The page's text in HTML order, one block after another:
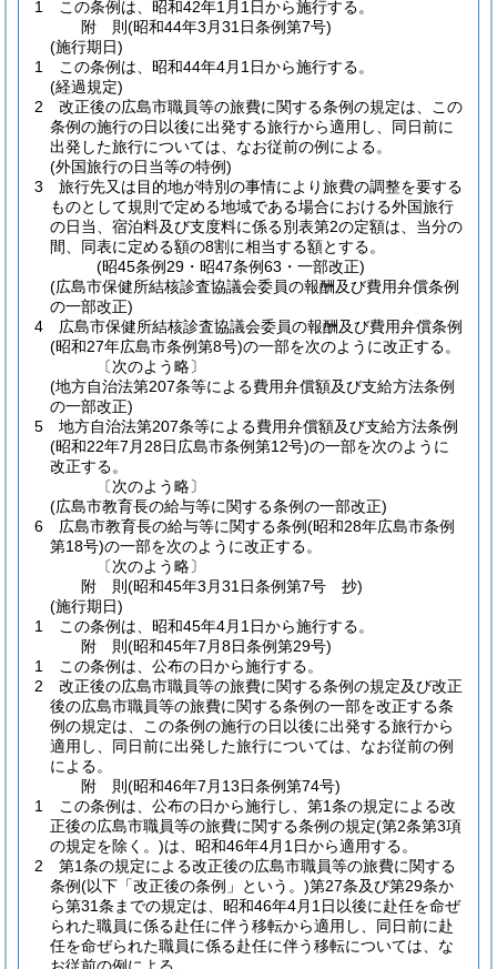
1
この条例は、昭和42年1月1日から施行する。
附 則(昭和44年3月31日条例第7号)
(施行期日)
1
この条例は、昭和44年4月1日から施行する。
(経過規定)
2
改正後の広島市職員等の旅費に関する条例の規定は、この
条例の施行の日以後に出発する旅行から適用し、同日前に
出発した旅行については、なお従前の例による。
(外国旅行の日当等の特例)
3
旅行先又は目的地が特別の事情により旅費の調整を要する
ものとして規則で定める地域である場合における外国旅行
の日当、宿泊料及び支度料に係る別表第2の定額は、当分の
間、同表に定める額の8割に相当する額とする。
(昭45条例29・昭47条例63・一部改正)
(広島市保健所結核診査協議会委員の報酬及び費用弁償条例
の一部改正)
4
広島市保健所結核診査協議会委員の報酬及び費用弁償条例
(昭和27年広島市条例第8号)の一部を次のように改正する。
〔次のよう略〕
(地方自治法第207条等による費用弁償額及び支給方法条例
の一部改正)
5
地方自治法第207条等による費用弁償額及び支給方法条例
(昭和22年7月28日広島市条例第12号)の一部を次のように
改正する。
〔次のよう略〕
(広島市教育長の給与等に関する条例の一部改正)
6
広島市教育長の給与等に関する条例(昭和28年広島市条例
第18号)の一部を次のように改正する。
〔次のよう略〕
附 則(昭和45年3月31日条例第7号 抄)
(施行期日)
1
この条例は、昭和45年4月1日から施行する。
附 則(昭和45年7月8日条例第29号)
1
この条例は、公布の日から施行する。
2
改正後の広島市職員等の旅費に関する条例の規定及び改正
後の広島市職員等の旅費に関する条例の一部を改正する条
例の規定は、この条例の施行の日以後に出発する旅行から
適用し、同日前に出発した旅行については、なお従前の例
による。
附 則(昭和46年7月13日条例第74号)
1
この条例は、公布の日から施行し、第1条の規定による改
正後の広島市職員等の旅費に関する条例の規定(第2条第3項
の規定を除く。)は、昭和46年4月1日から適用する。
2
第1条の規定による改正後の広島市職員等の旅費に関する
条例(以下「改正後の条例」という。)第27条及び第29条か
ら第31条までの規定は、昭和46年4月1日以後に赴任を命ぜ
られた職員に係る赴任に伴う移転から適用し、同日前に赴
任を命ぜられた職員に係る赴任に伴う移転については、な